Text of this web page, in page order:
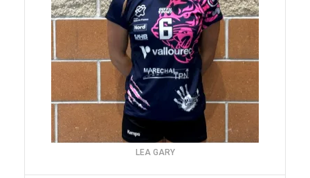
LEA GARY